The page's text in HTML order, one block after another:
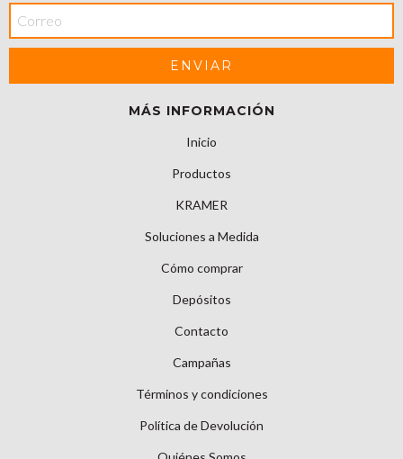
MÁS INFORMACIÓN
Inicio
Productos
KRAMER
Soluciones a Medida
Cómo comprar
Depósitos
Contacto
Campañas
Términos y condiciones
Política de Devolución